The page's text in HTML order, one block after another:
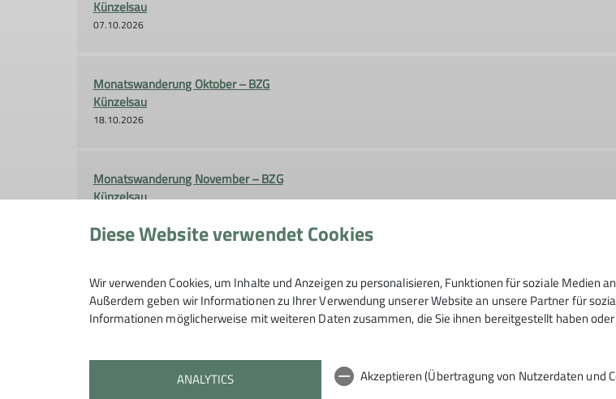
Künzelsau
07.10.2026
Monatswanderung Oktober – BZG
Künzelsau
18.10.2026
Monatswanderung November – BZG
Künzelsau
Monatswanderung Dezember – BZG
Künzelsau
13.12.2026
Diese Website verwendet Cookies
Wir verwenden Cookies, um Inhalte und Anzeigen zu personalisieren, Funktionen für soziale Medien
Außerdem geben wir Informationen zu Ihrer Verwendung unserer Website an unsere Partner für
Informationen möglicherweise mit weiteren Daten zusammen, die Sie ihnen bereitgestellt haben
ANALYTICS
Akzeptieren (Übertragung von Nutzerdaten und